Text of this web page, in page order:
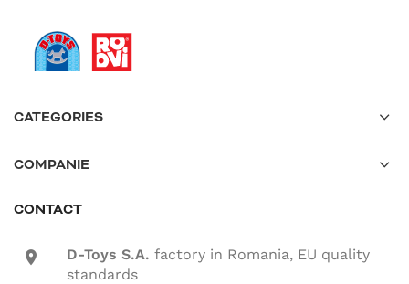
CATEGORIES
COMPANIE
CONTACT
location-icon D-Toys S.A. factory in Romania, EU quality
standards